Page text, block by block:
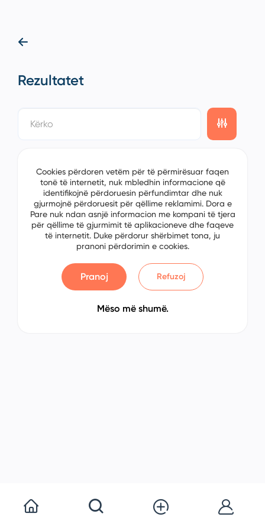
Rezultatet
Cookies përdoren vetëm për të përmirësuar faqen
tonë të internetit, nuk mbledhin informacione që
identifikojnë përdoruesin përfundimtar dhe nuk
gjurmojnë përdoruesit për qëllime reklamimi. Dora e
Pare nuk ndan asnjë informacion me kompani të tjera
për qëllime të gjurmimit të aplikacioneve dhe faqeve
të internetit. Duke përdorur shërbimet tona, ju
pranoni përdorimin e cookies.
Pranoj Refuzoj
Mëso më shumë.